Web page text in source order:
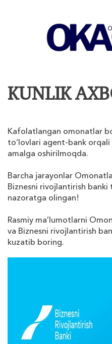
KUNLIK
Kafolatlangan omonatlar
to‘lovlari agent-bank
amalga oshirilmoqda.
Barcha jarayonlar
Biznesni rivojlantirish
nazoratga olingan!
Rasmiy ma’lumotlarni
va Biznesni rivojlantirish
kuzatib boring.